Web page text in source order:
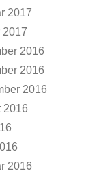
2017
2017
2016
2016
2016
2016
2016